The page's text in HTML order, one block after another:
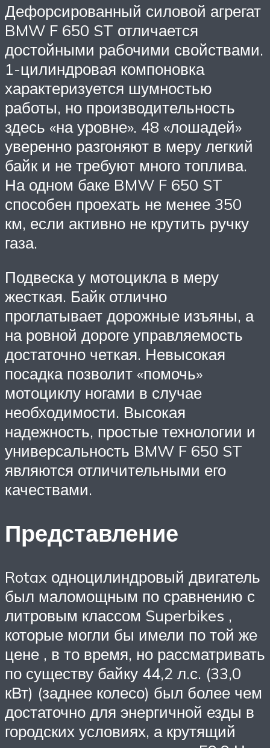
Дефорсированный силовой агрегат
BMW F 650 ST отличается
достойными рабочими свойствами.
1-цилиндровая компоновка
характеризуется шумностью
работы, но производительность
здесь «на уровне». 48 «лошадей»
уверенно разгоняют в меру легкий
байк и не требуют много топлива.
На одном баке BMW F 650 ST
способен проехать не мeнее 350
км, если активно не крутить ручку
газа.
Подвеска у мотоцикла в меру
жесткая. Байк отлично
проглатывает дорожные изъяны, а
на ровной дороге управляемость
достаточно четкая. Невысокая
посадка позволит «помочь»
мотоциклу ногами в случае
необходимости. Высокая
надежность, простые технологии и
универсальность BMW F 650 ST
являются отличительными его
качествами.
Представление
Rotax одноцилиндровый двигатель
был маломощным по сравнению с
литровым классом Superbikes ,
которые могли бы имели по той же
цене , в то время, но рассматривать
по существу байку 44,2 л.с. (33,0
кВт) (заднее колесо) был более чем
достаточно для энергичной езды в
городских условиях, а крутящий